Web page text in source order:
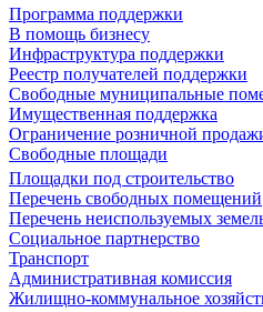
Программа поддержки
В помощь бизнесу
Инфраструктура поддержки
Реестр получателей поддержки
Свободные муниципальные
Имущественная поддержка
Ограничение розничной
Свободные площади
Площадки под строительство
Перечень свободных помещений
Перечень неиспользуемых
Социальное партнерство
Транспорт
Административная комиссия
Жилищно-коммунальное